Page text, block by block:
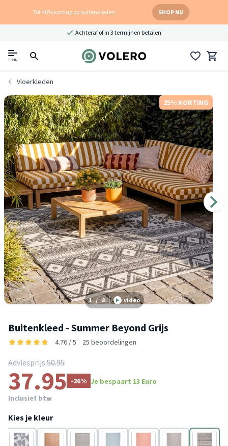
Tot 40% korting op buitenkleden SHOP NU
Achteraf of in 3 termijnen betalen
menu
Vloerkleden
25% KORTING
1 / 8 video
Buitenkleed - Summer Beyond Grijs
4.76 / 5 25 beoordelingen
Adviesprijs 50.95
37.95 -26% Je bespaart 13 Euro
Inclusief btw
Kies je kleur